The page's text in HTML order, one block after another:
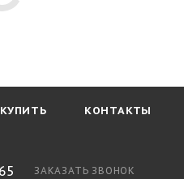
КОНТАКТЫ
ЗАКАЗАТЬ ЗВОНОК